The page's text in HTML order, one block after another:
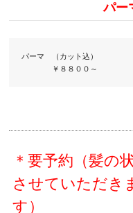
パ
パーマ　（カット込）
￥８８００～
デジダ
＊要予約（髪の
させていただき